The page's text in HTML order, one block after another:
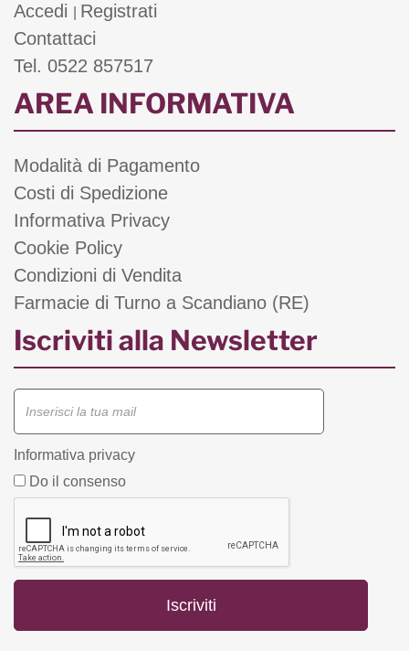
Accedi
Registrati
Contattaci
Tel. 0522 857517
AREA INFORMATIVA
Modalità di Pagamento
Costi di Spedizione
Informativa Privacy
Cookie Policy
Condizioni di Vendita
Farmacie di Turno a Scandiano (RE)
Iscriviti alla Newsletter
Informativa privacy
Do il consenso